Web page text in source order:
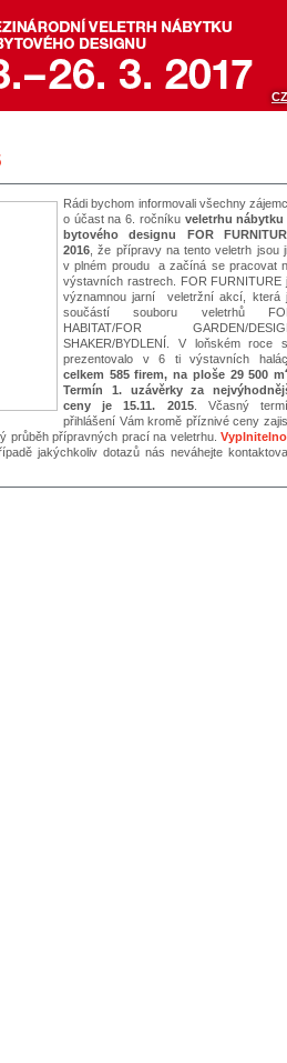
CZ
Rádi bychom informovali všechny
o účast na 6. ročníku veletrhu nábytku
bytového designu FOR
2016 , že přípravy na tento veletrh jsou
v plném proudu a začíná se pracovat
výstavních rastrech. FOR FURNITURE
významnou jarní veletržní akcí, která
součástí souboru veletrhů
HABITAT/FOR GARDEN/
SHAKER/BYDLENÍ. V loňském roce
prezentovalo v 6 ti výstavních
celkem 585 firem, na ploše 29 500 m
Termín 1. uzávěrky za
ceny je 15.11. 2015. Včasný
přihlášení Vám kromě příznivé ceny
průběh přípravných prací na veletrhu.
jakýchkoliv dotazů nás neváhejte